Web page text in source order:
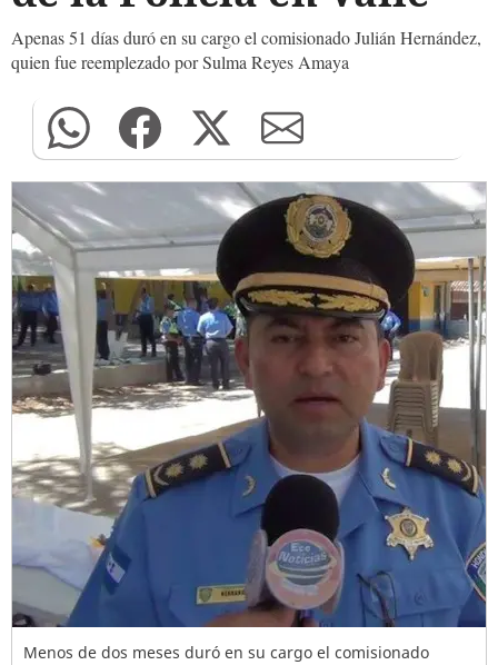
Apenas 51 días duró en su cargo el comisionado Julián Hernández,
quien fue reemplezado por Sulma Reyes Amaya
Menos de dos meses duró en su cargo el comisionado